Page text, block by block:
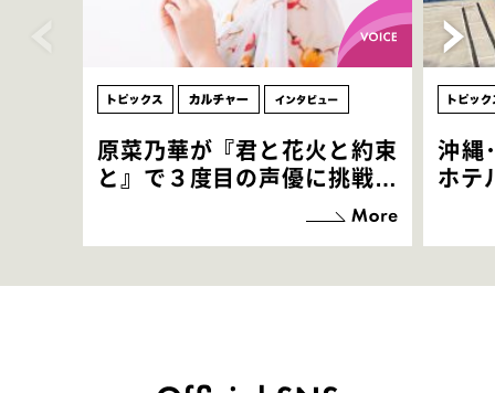
原菜乃華が『君と花火と約束
と』で３度目の声優に挑戦！
「お邪魔させてもらっている
感覚ですが､お芝居に没頭で
沖縄
ホテ